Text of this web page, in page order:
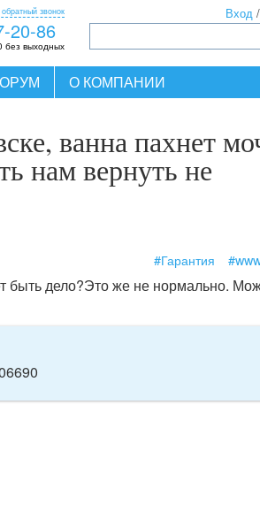
20-86
звонок
без выходных
Вход /
О КОМПАНИИ
ванна пахнет
нам вернуть не
#Гарантия
быть дело?Это же не нормально.